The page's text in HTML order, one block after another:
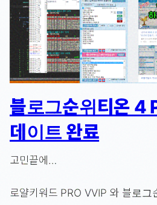
블로그순위티온 4
데이트 완료
고민끝에…
로얄키워드 PRO VVIP 와 블로